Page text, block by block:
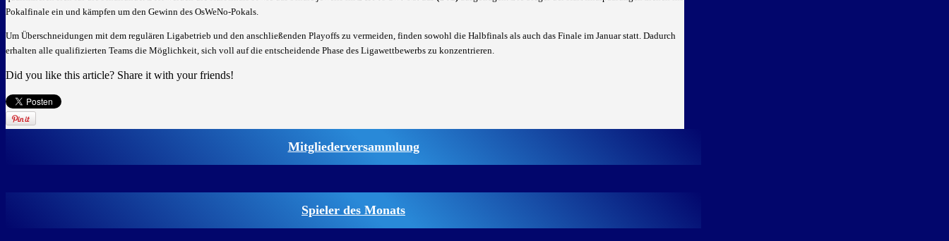
Pokalfinale ein und kämpfen um den Gewinn des OsWeNo-Pokals.
Um Überschneidungen mit dem regulären Ligabetrieb und den anschließenden Playoffs zu vermeiden, finden sowohl die Halbfinals als auch das Finale im Januar statt. Dadurch
erhalten alle qualifizierten Teams die Möglichkeit, sich voll auf die entscheidende Phase des Ligawettbewerbs zu konzentrieren.
Did you like this article? Share it with your friends!
Mitgliederversammlung
Spieler des Monats